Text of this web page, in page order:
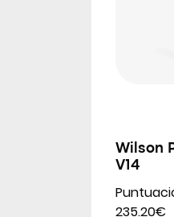
Wilson
V14
235.20€